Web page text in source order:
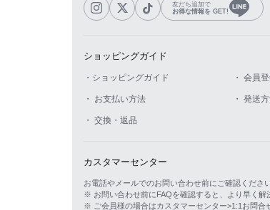
友だち追加で
お得な情報を GET!
ショッピングガイド
・ショッピングガイド ・ 会員
・ お支払い方法 ・ 発送
・ 交換・返品
カスタマーセンター
お電話やメールでのお問い合わせ前にご確認ください
※ お問い合わせ前にFAQを確認すると、より早く解
※ ご会員様の場合はカスタマーセンター>1:1お問合